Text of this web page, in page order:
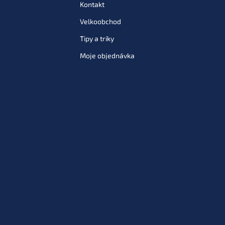
Kontakt
Velkoobchod
Tipy a triky
Moje objednávka